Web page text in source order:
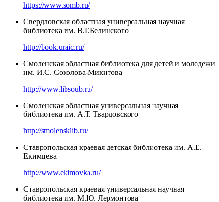
https://www.somb.ru/
Свердловская областная универсальная научная
библиотека им. В.Г.Белинского
http://book.uraic.ru/
Смоленская областная библиотека для детей и молодежи
им. И.С. Соколова-Микитова
http://www.libsoub.ru/
Смоленская областная универсальная научная
библиотека им. А.Т. Твардовского
http://smolensklib.ru/
Ставропольская краевая детская библиотека им. А.Е.
Екимцева
http://www.ekimovka.ru/
Ставропольская краевая универсальная научная
библиотека им. М.Ю. Лермонтова